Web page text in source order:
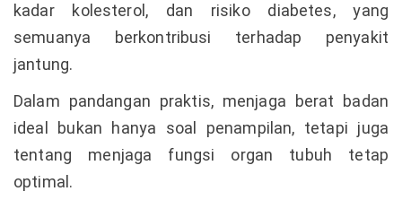
kadar kolesterol, dan risiko diabetes, yang
semuanya berkontribusi terhadap penyakit
jantung.
Dalam pandangan praktis, menjaga berat badan
ideal bukan hanya soal penampilan, tetapi juga
tentang menjaga fungsi organ tubuh tetap
optimal.